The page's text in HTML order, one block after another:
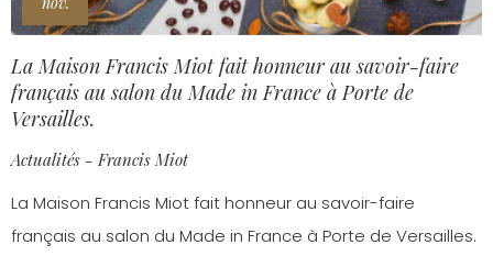
La Maison Francis Miot fait honneur au savoir-faire
français au salon du Made in France à Porte de
Versailles.
Actualités - Francis Miot
La Maison Francis Miot fait honneur au savoir-faire
français au salon du Made in France à Porte de Versailles.